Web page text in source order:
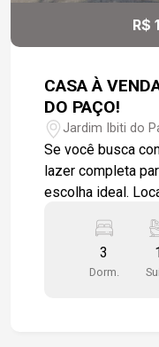
R$
CASA À
DO PAÇO!
Jardim Ibiti do
Se você busca
lazer completa
escolha ideal.
imóvel une
projeto muito bem
Imóvel: - Espaço
3
Dorm.